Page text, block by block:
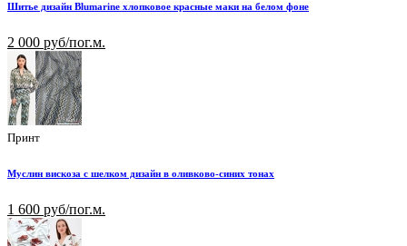
Шитье дизайн Blumarine хлопковое красные маки на белом фоне
2 000 руб/пог.м.
Принт
Муслин вискоза с шелком дизайн в оливково-синих тонах
1 600 руб/пог.м.